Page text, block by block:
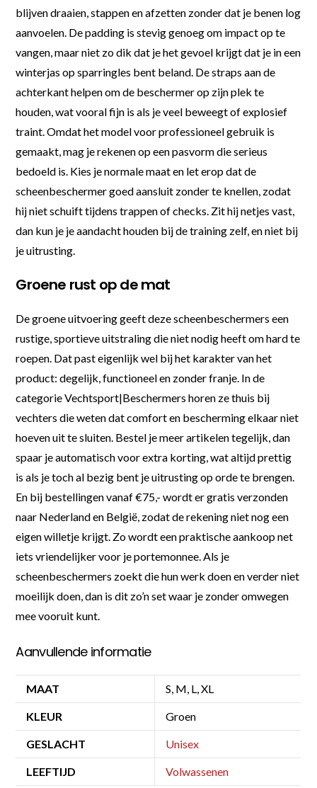
blijven draaien, stappen en afzetten zonder dat je benen log
aanvoelen. De padding is stevig genoeg om impact op te
vangen, maar niet zo dik dat je het gevoel krijgt dat je in een
winterjas op sparringles bent beland. De straps aan de
achterkant helpen om de beschermer op zijn plek te
houden, wat vooral fijn is als je veel beweegt of explosief
traint. Omdat het model voor professioneel gebruik is
gemaakt, mag je rekenen op een pasvorm die serieus
bedoeld is. Kies je normale maat en let erop dat de
scheenbeschermer goed aansluit zonder te knellen, zodat
hij niet schuift tijdens trappen of checks. Zit hij netjes vast,
dan kun je je aandacht houden bij de training zelf, en niet bij
je uitrusting.
Groene rust op de mat
De groene uitvoering geeft deze scheenbeschermers een
rustige, sportieve uitstraling die niet nodig heeft om hard te
roepen. Dat past eigenlijk wel bij het karakter van het
product: degelijk, functioneel en zonder franje. In de
categorie Vechtsport|Beschermers horen ze thuis bij
vechters die weten dat comfort en bescherming elkaar niet
hoeven uit te sluiten. Bestel je meer artikelen tegelijk, dan
spaar je automatisch voor extra korting, wat altijd prettig
is als je toch al bezig bent je uitrusting op orde te brengen.
En bij bestellingen vanaf €75,- wordt er gratis verzonden
naar Nederland en België, zodat de rekening niet nog een
eigen willetje krijgt. Zo wordt een praktische aankoop net
iets vriendelijker voor je portemonnee. Als je
scheenbeschermers zoekt die hun werk doen en verder niet
moeilijk doen, dan is dit zo’n set waar je zonder omwegen
mee vooruit kunt.
Aanvullende informatie
MAAT S, M, L, XL
KLEUR Groen
GESLACHT Unisex
LEEFTIJD Volwassenen